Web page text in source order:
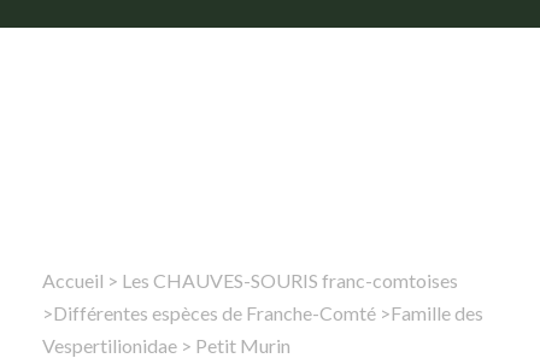
Rechercher
Accueil > Les CHAUVES-SOURIS franc-comtoises
>Différentes espèces de Franche-Comté >Famille des
Vespertilionidae > Petit Murin